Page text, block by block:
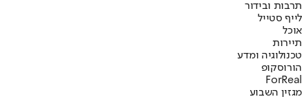
תרבות ובידור
לייף סטייל
אוכל
תיירות
טכנולוגיה ומדע
הורוסקופ
ForReal
מגזין השבוע